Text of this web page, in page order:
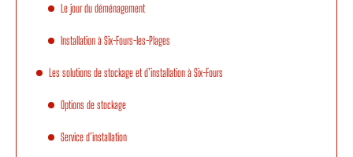
Le jour du déménagement
Installation à Six-Fours-les-Plages
Les solutions de stockage et d’installation à Six-Fours
Options de stockage
Service d’installation